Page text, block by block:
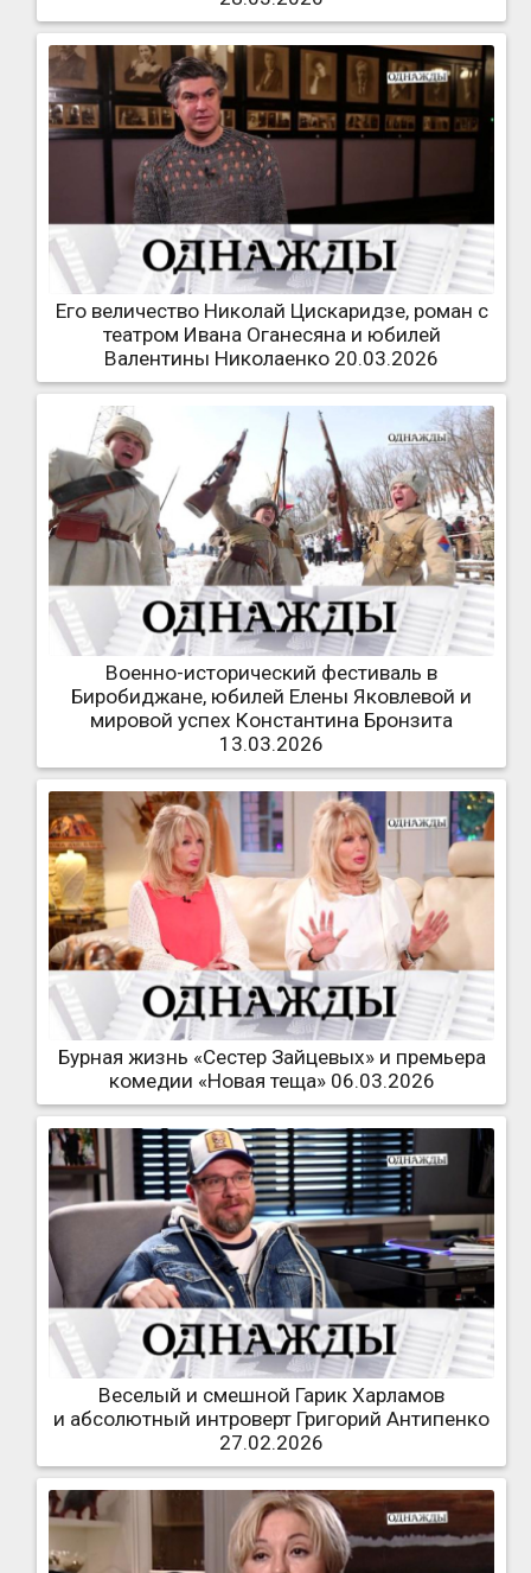
Его величество Николай Цискаридзе, роман с
театром Ивана Оганесяна и юбилей
Валентины Николаенко 20.03.2026
Военно-исторический фестиваль в
Биробиджане, юбилей Елены Яковлевой и
мировой успех Константина Бронзита
13.03.2026
Бурная жизнь «Сестер Зайцевых» и премьера
комедии «Новая теща» 06.03.2026
Веселый и смешной Гарик Харламов
и абсолютный интроверт Григорий Антипенко
27.02.2026